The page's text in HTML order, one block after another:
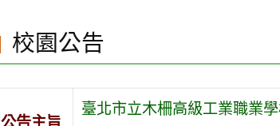
校園公告
公告主旨
臺北市立木柵高級工業職業